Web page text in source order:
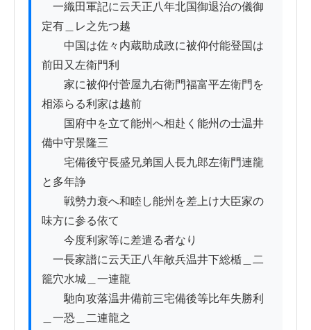
一織田軍記に云天正八年北国御退治の儀御
定有＿レ之先つ越
中国は佐々内蔵助成政に被仰付能登国は
前田又左衛門利
家に被仰付菅屋九右衛門福富平左衛門を
相添らる利家は越前
国府中を立て能州へ相赴く能州の士温井
備中守景隆三
宅備後守長盛兄弟国人長九郎左衛門連龍
と多年諍
戦勢力衰へ和睦し能州を差上け大臣家の
味方に参る依て
今度利家等に差遣る者なり
一長家譜に云天正八年敵兵温井下総楯＿二
籠穴水城＿一連龍
馳向攻落温井備前三宅備後等比年失勝利
＿一恐＿二連龍之